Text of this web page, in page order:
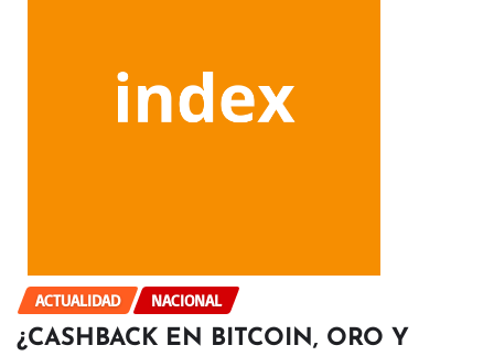
ACTUALIDAD NACIONAL
¿CASHBACK EN BITCOIN, ORO Y